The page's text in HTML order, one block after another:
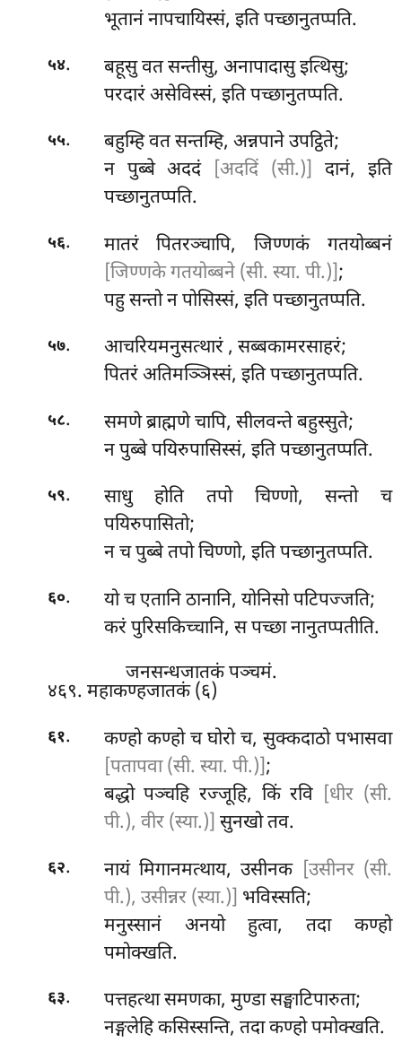
भूतानं नापचायिस्सं, इति पच्छानुतप्पति.
५४.
बहूसु वत सन्तीसु, अनापादासु इत्थिसु;
परदारं असेविस्सं, इति पच्छानुतप्पति.
५५.
बहुम्हि वत सन्तम्हि, अन्नपाने उपट्ठिते;
न पुब्बे अददं
[अददिं (सी.)]
दानं, इति
पच्छानुतप्पति.
५६.
मातरं पितरञ्चापि, जिण्णकं गतयोब्बनं
[जिण्णके गतयोब्बने (सी. स्या. पी.)];
पहुसन्तो न पोसिस्सं, इति पच्छानुतप्पति.
५७. आचरियमनुसत्थारं , सब्बकामरसाहरं;
पितरं अतिमञ्ञिस्सं, इति पच्छानुतप्पति.
५८.
समणे ब्राह्मणे चापि, सीलवन्ते बहुस्सुते;
न पुब्बे पयिरुपासिस्सं, इति पच्छानुतप्पति.
५९.
साधु होति तपो चिण्णो, सन्तो च
पयिरुपासितो;
न च पुब्बे तपो चिण्णो, इति पच्छानुतप्पति.
६०.
यो च एतानि ठानानि, योनिसो पटिपज्जति;
करं पुरिसकिच्चानि, स पच्छा नानुतप्पतीति.
जनसन्धजातकं पञ्चमं.
४६९. महाकण्हजातकं (६)
६१. कण्होकण्हो च घोरो च, सुक्कदाठो पभासवा
[पतापवा (सी. स्या. पी.)];
बद्धो पञ्चहि रज्जूहि, किं रवि [धीर (सी.
पी.), वीर (स्या.)] सुनखो तव.
६२. नायं मिगानमत्थाय, उसीनक
[उसीनर (सी.
पी.), उसीन्नर (स्या.)] भविस्सति;
मनुस्सानं अनयो हुत्वा, तदा कण्हो
पमोक्खति.
६३.
पत्तहत्था समणका, मुण्डा सङ्घाटिपारुता;
नङ्गलेहि कसिस्सन्ति, तदा कण्हो पमोक्खति.